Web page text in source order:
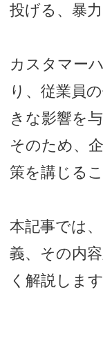
投げる、暴力
カスタマー
り、従業員
きな影響を
そのため、
策を講じる
本記事では
義、その内
く解説します